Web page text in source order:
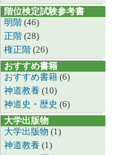
階位検定試験参考書
明階 (46)
正階 (28)
権正階 (26)
おすすめ書籍
おすすめ書籍 (6)
神道教養 (10)
神道史・歴史 (6)
大学出版物
大学出版物 (1)
神道教養 (1)